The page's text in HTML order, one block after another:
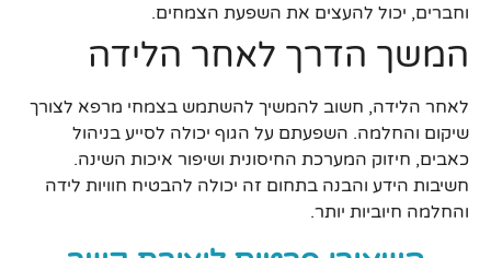
וחברים, יכול להעצים את השפעת הצמחים.
המשך הדרך לאחר הלידה
לאחר הלידה, חשוב להמשיך להשתמש בצמחי מרפא לצורך
שיקום והחלמה. השפעתם על הגוף יכולה לסייע בניהול
כאבים, חיזוק המערכת החיסונית ושיפור איכות השינה.
חשיבות הידע והבנה בתחום זה יכולה להבטיח חוויות לידה
והחלמה חיוביות יותר.